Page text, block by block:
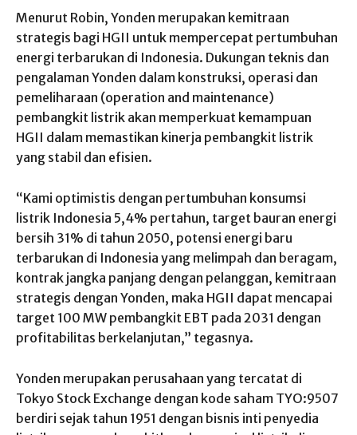
Menurut Robin, Yonden merupakan kemitraan
strategis bagi HGII untuk mempercepat pertumbuhan
energi terbarukan di Indonesia. Dukungan teknis dan
pengalaman Yonden dalam konstruksi, operasi dan
pemeliharaan (operation and maintenance)
pembangkit listrik akan memperkuat kemampuan
HGII dalam memastikan kinerja pembangkit listrik
yang stabil dan efisien.
“Kami optimistis dengan pertumbuhan konsumsi
listrik Indonesia 5,4% pertahun, target bauran energi
bersih 31% di tahun 2050, potensi energi baru
terbarukan di Indonesia yang melimpah dan beragam,
kontrak jangka panjang dengan pelanggan, kemitraan
strategis dengan Yonden, maka HGII dapat mencapai
target 100 MW pembangkit EBT pada 2031 dengan
profitabilitas berkelanjutan,” tegasnya.
Yonden merupakan perusahaan yang tercatat di
Tokyo Stock Exchange dengan kode saham TYO:9507
berdiri sejak tahun 1951 dengan bisnis inti penyedia